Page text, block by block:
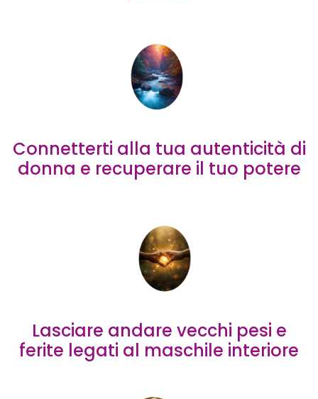
Connetterti alla tua autenticità di
donna e recuperare il tuo potere
Lasciare andare vecchi pesi e
ferite legati al maschile interiore